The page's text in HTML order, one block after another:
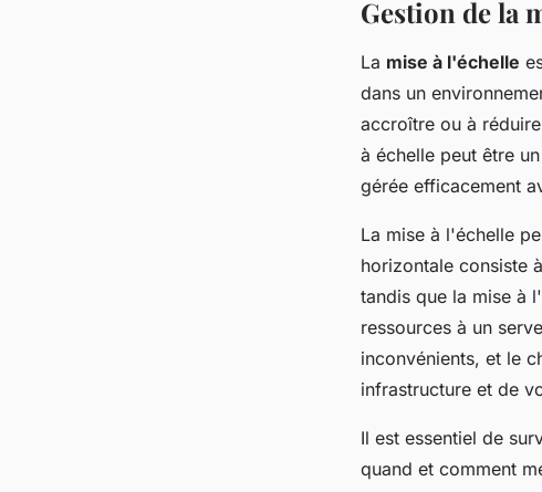
Gestion de la
La mise à l'échelle
dans un
accroître ou à
à échelle peut être
gérée efficacement
La mise à l'échelle
horizontale consiste
tandis que la mise à
ressources à un
inconvénients, et le
infrastructure et de
Il est essentiel de
quand et comment